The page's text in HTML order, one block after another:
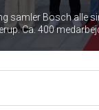
samler Bosch alle
Ca. 400